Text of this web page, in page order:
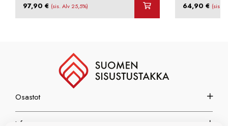
97,90€ (sis. Alv 25,5%) 64,90 € (sis.
Osastot